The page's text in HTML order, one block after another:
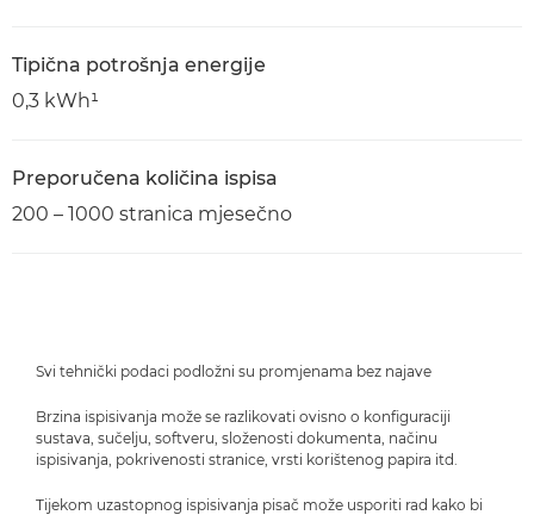
Tipična potrošnja energije
0,3 kWh¹
Preporučena količina ispisa
200 – 1000 stranica mjesečno
Svi tehnički podaci podložni su promjenama bez najave
Brzina ispisivanja može se razlikovati ovisno o konfiguraciji
sustava, sučelju, softveru, složenosti dokumenta, načinu
ispisivanja, pokrivenosti stranice, vrsti korištenog papira itd.
Tijekom uzastopnog ispisivanja pisač može usporiti rad kako bi